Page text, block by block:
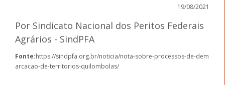
19/08/2021
Por Sindicato Nacional dos Peritos Federais
Agrários - SindPFA
Fonte:https://sindpfa.org.br/noticia/nota-sobre-processos-de-dem
arcacao-de-territorios-quilombolas/